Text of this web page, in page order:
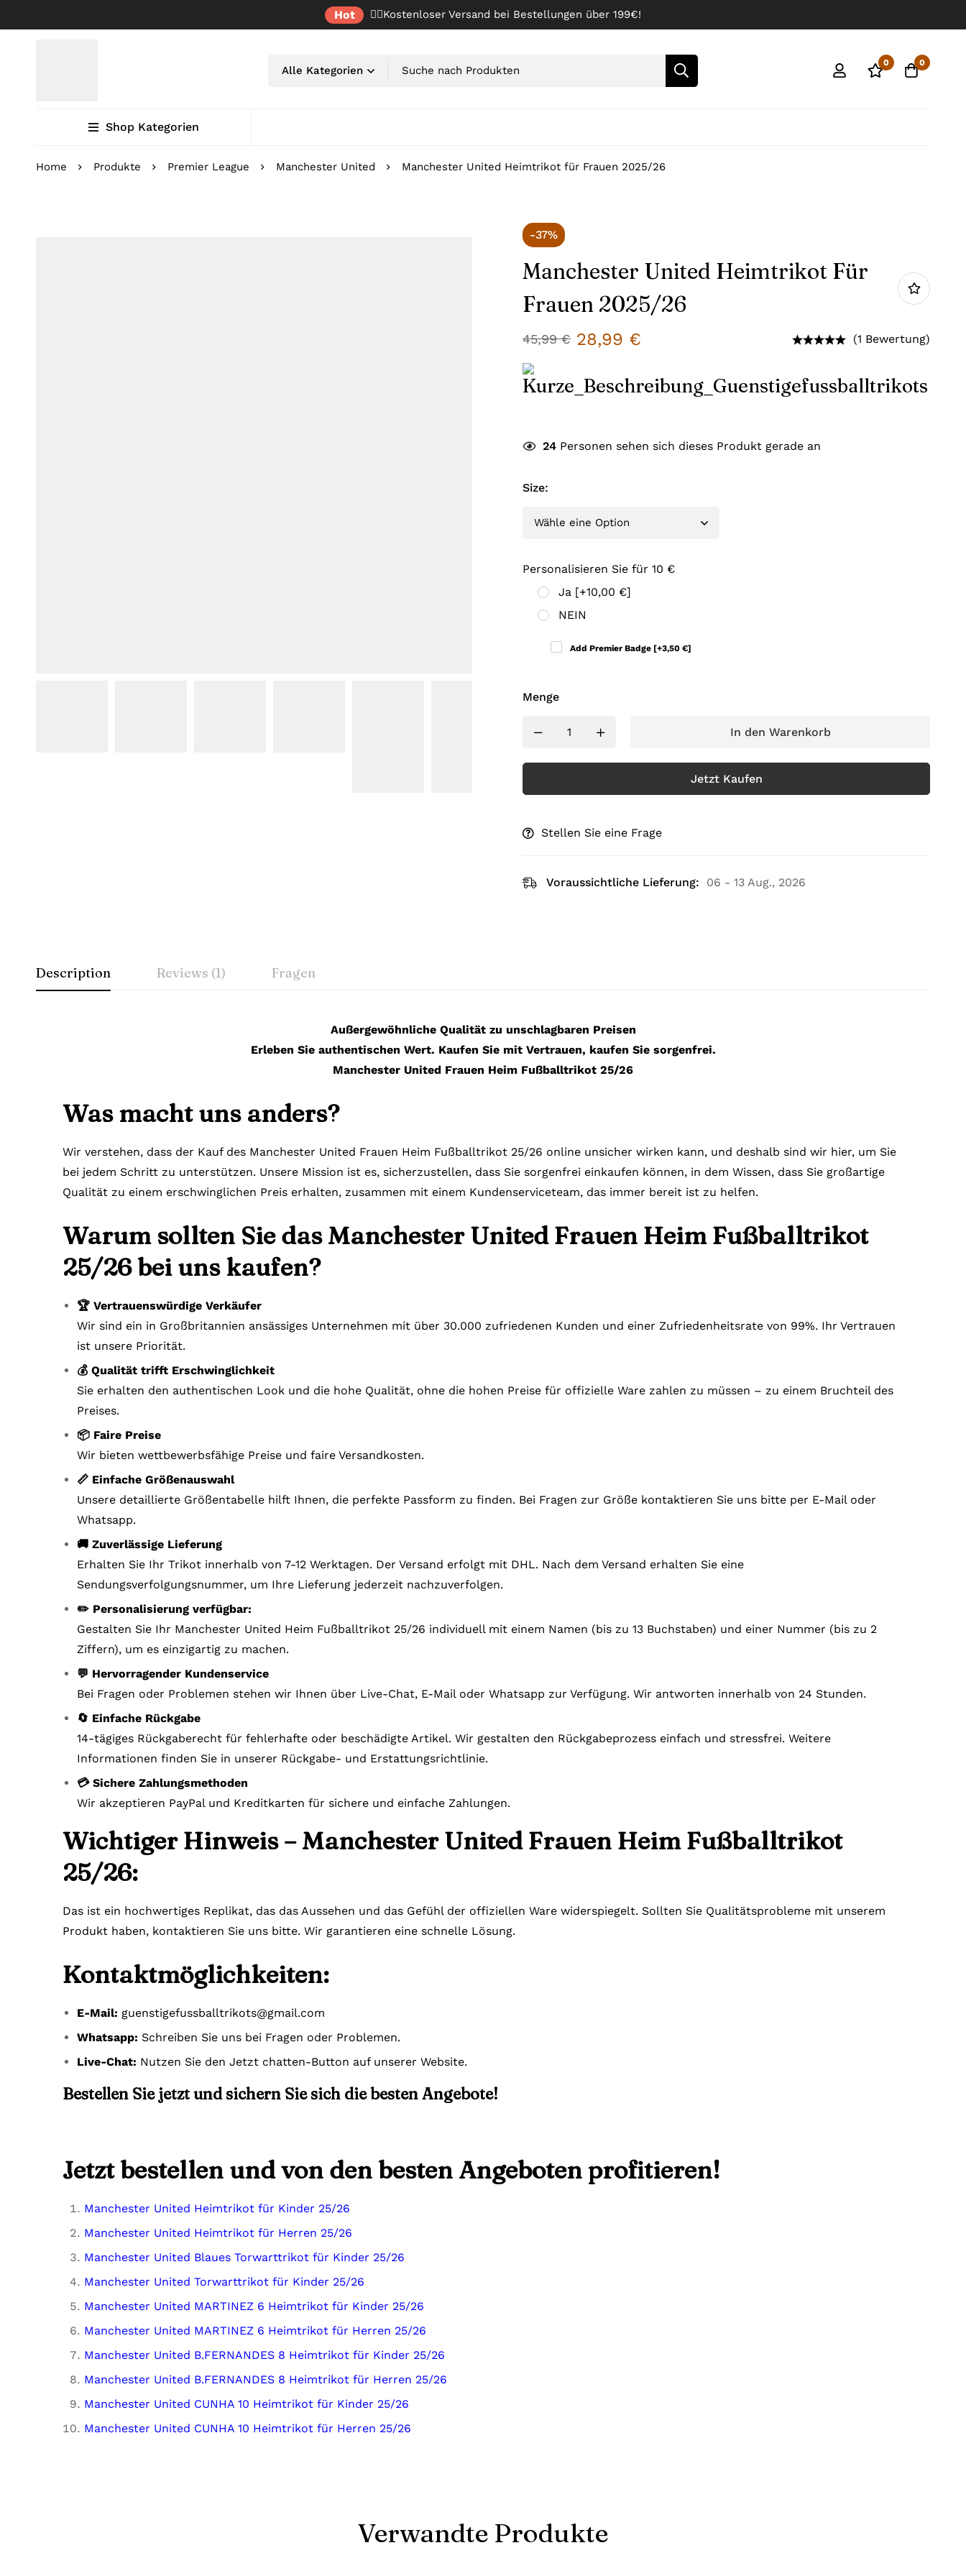
Hot ✌🏼Kostenloser Versand bei Bestellungen über 199€!
0 0
Shop Kategorien
Home Produkte Premier League Manchester United Manchester United Heimtrikot für Frauen 2025/26
-37%
Manchester United Heimtrikot Für
Frauen 2025/26
45,99€ 28,99 € (1 Bewertung)
24 Personen sehen sich dieses Produkt gerade an
Size:
Personalisieren Sie für 10 €
Ja [+10,00 €]
NEIN
Add Premier Badge [+3,50 €]
Menge
In den Warenkorb
Jetzt Kaufen
Stellen Sie eine Frage
Voraussichtliche Lieferung: 06 - 13 Aug., 2026
Description Reviews (1) Fragen
Außergewöhnliche Qualität zu unschlagbaren Preisen
Erleben Sie authentischen Wert. Kaufen Sie mit Vertrauen, kaufen Sie sorgenfrei.
Manchester United Frauen Heim Fußballtrikot 25/26
Was macht uns anders?
Wir verstehen, dass der Kauf des Manchester United Frauen Heim Fußballtrikot 25/26 online unsicher wirken kann, und deshalb sind wir hier, um Sie
bei jedem Schritt zu unterstützen. Unsere Mission ist es, sicherzustellen, dass Sie sorgenfrei einkaufen können, in dem Wissen, dass Sie großartige
Qualität zu einem erschwinglichen Preis erhalten, zusammen mit einem Kundenserviceteam, das immer bereit ist zu helfen.
Warum sollten Sie das Manchester United Frauen Heim Fußballtrikot
25/26 bei uns kaufen?
🏆 Vertrauenswürdige Verkäufer
Wir sind ein in Großbritannien ansässiges Unternehmen mit über 30.000 zufriedenen Kunden und einer Zufriedenheitsrate von 99%. Ihr Vertrauen
ist unsere Priorität.
💰 Qualität trifft Erschwinglichkeit
Sie erhalten den authentischen Look und die hohe Qualität, ohne die hohen Preise für offizielle Ware zahlen zu müssen – zu einem Bruchteil des
Preises.
📦 Faire Preise
Wir bieten wettbewerbsfähige Preise und faire Versandkosten.
📏 Einfache Größenauswahl
Unsere detaillierte Größentabelle hilft Ihnen, die perfekte Passform zu finden. Bei Fragen zur Größe kontaktieren Sie uns bitte per E-Mail oder
Whatsapp.
🚚 Zuverlässige Lieferung
Erhalten Sie Ihr Trikot innerhalb von 7-12 Werktagen. Der Versand erfolgt mit DHL. Nach dem Versand erhalten Sie eine
Sendungsverfolgungsnummer, um Ihre Lieferung jederzeit nachzuverfolgen.
✏️ Personalisierung verfügbar:
Gestalten Sie Ihr Manchester United Heim Fußballtrikot 25/26 individuell mit einem Namen (bis zu 13 Buchstaben) und einer Nummer (bis zu 2
Ziffern), um es einzigartig zu machen.
💬 Hervorragender Kundenservice
Bei Fragen oder Problemen stehen wir Ihnen über Live-Chat, E-Mail oder Whatsapp zur Verfügung. Wir antworten innerhalb von 24 Stunden.
🔄 Einfache Rückgabe
14-tägiges Rückgaberecht für fehlerhafte oder beschädigte Artikel. Wir gestalten den Rückgabeprozess einfach und stressfrei. Weitere
Informationen finden Sie in unserer Rückgabe- und Erstattungsrichtlinie.
💳 Sichere Zahlungsmethoden
Wir akzeptieren PayPal und Kreditkarten für sichere und einfache Zahlungen.
Wichtiger Hinweis – Manchester United Frauen Heim Fußballtrikot
25/26:
Das ist ein hochwertiges Replikat, das das Aussehen und das Gefühl der offiziellen Ware widerspiegelt. Sollten Sie Qualitätsprobleme mit unserem
Produkt haben, kontaktieren Sie uns bitte. Wir garantieren eine schnelle Lösung.
Kontaktmöglichkeiten:
E-Mail: guenstigefussballtrikots@gmail.com
Whatsapp: Schreiben Sie uns bei Fragen oder Problemen.
Live-Chat: Nutzen Sie den Jetzt chatten-Button auf unserer Website.
Bestellen Sie jetzt und sichern Sie sich die besten Angebote!
Jetzt bestellen und von den besten Angeboten profitieren!
Manchester United Heimtrikot für Kinder 25/26
Manchester United Heimtrikot für Herren 25/26
Manchester United Blaues Torwarttrikot für Kinder 25/26
Manchester United Torwarttrikot für Kinder 25/26
Manchester United MARTINEZ 6 Heimtrikot für Kinder 25/26
Manchester United MARTINEZ 6 Heimtrikot für Herren 25/26
Manchester United B.FERNANDES 8 Heimtrikot für Kinder 25/26
Manchester United B.FERNANDES 8 Heimtrikot für Herren 25/26
Manchester United CUNHA 10 Heimtrikot für Kinder 25/26
Manchester United CUNHA 10 Heimtrikot für Herren 25/26
Verwandte Produkte